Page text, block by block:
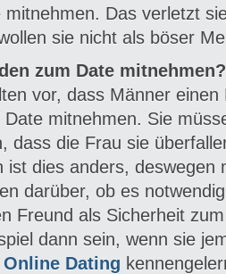
Das verletzt
sie nicht als böser
zum Date mitnehmen?
vor, dass Männer einen
mitnehmen. Sie
dass die Frau sie
ist dies anders, deswegen
darüber, ob es
Freund als Sicherheit
dann sein, wenn sie
Online Dating